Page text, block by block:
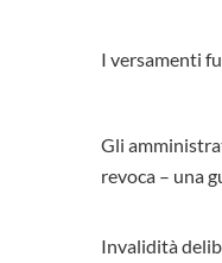
I versamenti
Gli
revoca – una
Invalidità